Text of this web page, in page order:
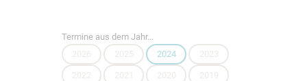
Termine aus dem Jahr...
2026
2025 2024 2023
2022 2021 2020 2019